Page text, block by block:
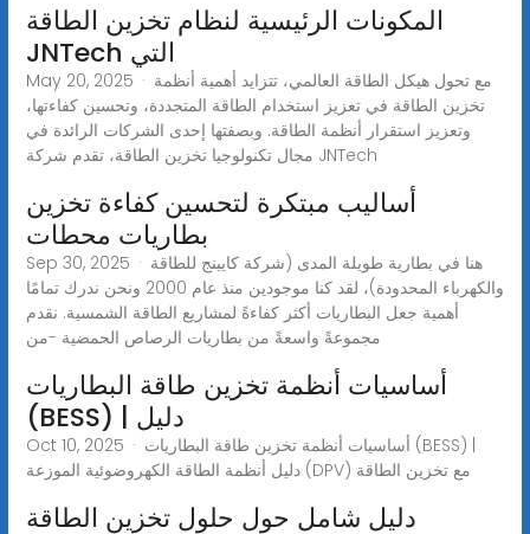
المكونات الرئيسية لنظام تخزين الطاقة
JNTech التي
May 20, 2025 · مع تحول هيكل الطاقة العالمي، تتزايد أهمية أنظمة
تخزين الطاقة في تعزيز استخدام الطاقة المتجددة، وتحسين كفاءتها،
وتعزيز استقرار أنظمة الطاقة. وبصفتها إحدى الشركات الرائدة في
مجال تكنولوجيا تخزين الطاقة، تقدم شركة JNTech
أساليب مبتكرة لتحسين كفاءة تخزين
بطاريات محطات
Sep 30, 2025 · هنا في بطارية طويلة المدى (شركة كايينج للطاقة
والكهرباء المحدودة)، لقد كنا موجودين منذ عام 2000 ونحن ندرك تمامًا
أهمية جعل البطاريات أكثر كفاءةً لمشاريع الطاقة الشمسية. نقدم
مجموعةً واسعةً من بطاريات الرصاص الحمضية -من
أساسيات أنظمة تخزين طاقة البطاريات
(BESS) | دليل
Oct 10, 2025 · أساسيات أنظمة تخزين طاقة البطاريات (BESS) |
دليل أنظمة الطاقة الكهروضوئية الموزعة (DPV) مع تخزين الطاقة
دليل شامل حول حلول تخزين الطاقة